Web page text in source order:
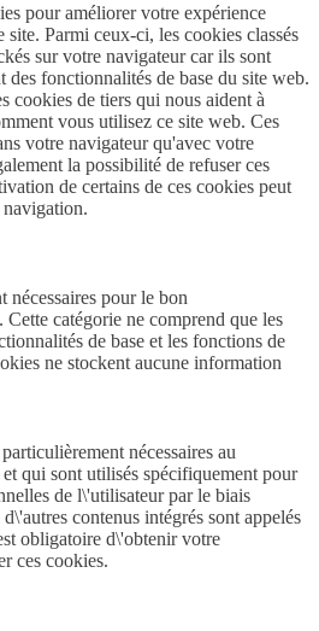
pour améliorer votre expérience
Parmi ceux-ci, les cookies classés
sur votre navigateur car ils sont
des fonctionnalités de base du site web.
cookies de tiers qui nous aident à
vous utilisez ce site web. Ces
votre navigateur qu'avec votre
la possibilité de refuser ces
de certains de ces cookies peut
nécessaires pour le bon
catégorie ne comprend que les
de base et les fonctions de
ne stockent aucune information
nécessaires au
qui sont utilisés spécifiquement pour
de l\'utilisateur par le biais
contenus intégrés sont appelés
obligatoire d\'obtenir votre
ces cookies.